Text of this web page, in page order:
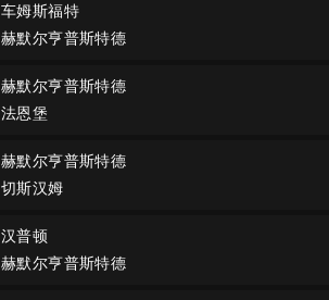
车姆斯福特
赫默尔亨普斯特德
赫默尔亨普斯特德
法恩堡
赫默尔亨普斯特德
切斯汉姆
汉普顿
赫默尔亨普斯特德